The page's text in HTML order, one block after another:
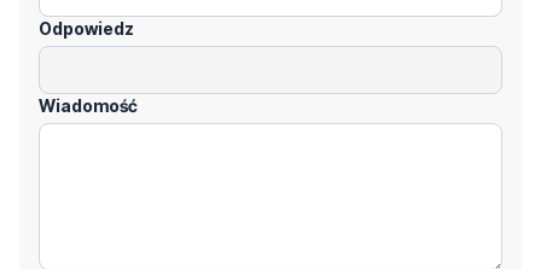
Odpowiedz
Wiadomość